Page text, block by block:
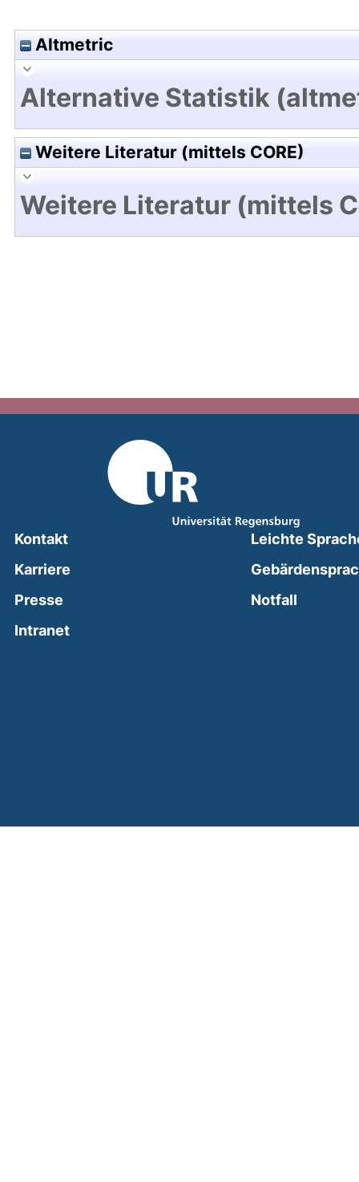
Altmetric
Alternative Statistik
Weitere Literatur (mittels CORE)
Weitere Literatur (mittels
Kontakt
Karriere
Presse
Intranet(external link, opens in a new window)
Leichte
Notfall